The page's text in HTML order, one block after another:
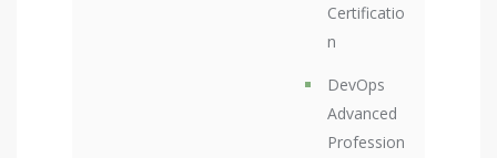
Certificatio
n
DevOps
Advanced
Profession